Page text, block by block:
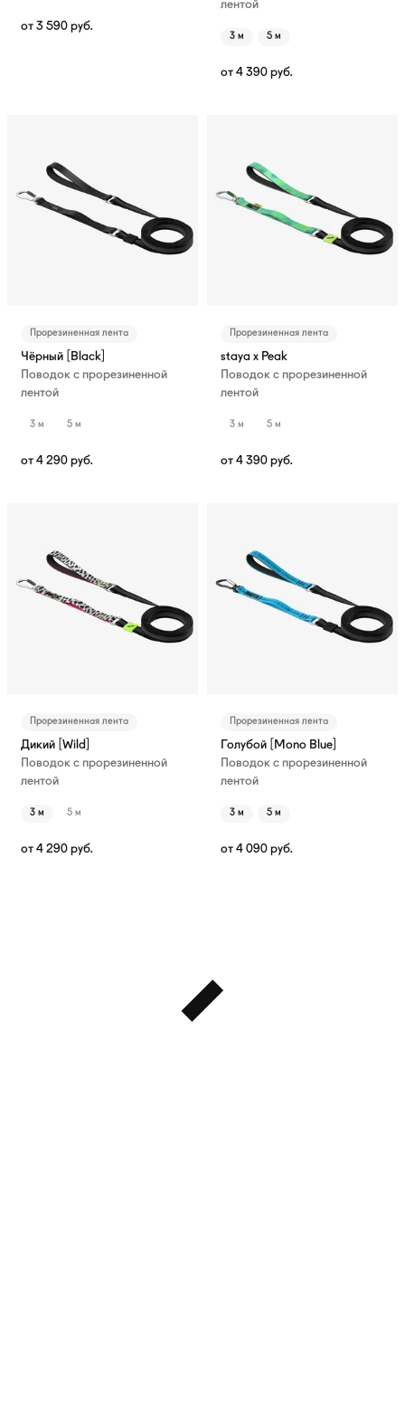
от 3 590 руб.
лентой
3 м 5 м
от 4 390 руб.
Прорезиненная лента
Чёрный [Black]
Поводок с прорезиненной
лентой
3 м 5 м
от 4 290 руб.
Прорезиненная лента
staya x Peak
Поводок с прорезиненной
лентой
3 м 5 м
от 4 390 руб.
Прорезиненная лента
Дикий [Wild]
Поводок с прорезиненной
лентой
3 м 5 м
от 4 290 руб.
Прорезиненная лента
Голубой [Mono Blue]
Поводок с прорезиненной
лентой
3 м 5 м
от 4 090 руб.